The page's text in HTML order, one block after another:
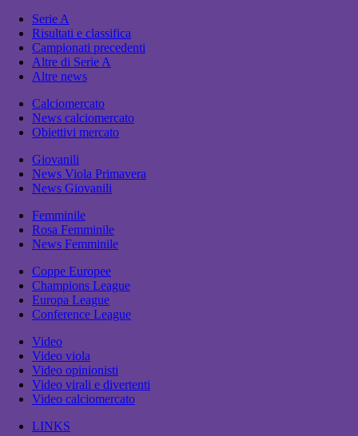
Serie A
Risultati e classifica
Campionati precedenti
Altre di Serie A
Altre news
Calciomercato
News calciomercato
Obiettivi mercato
Giovanili
News Viola Primavera
News Giovanili
Femminile
Rosa Femminile
News Femminile
Coppe Europee
Champions League
Europa League
Conference League
Video
Video viola
Video opinionisti
Video virali e divertenti
Video calciomercato
LINKS